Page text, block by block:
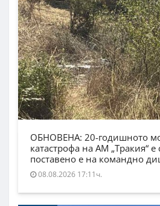
ОБНОВЕНА: 20-годишното
катастрофа на АМ „Тракия“
поставено е на командно
08.08.2026 17:11ч.